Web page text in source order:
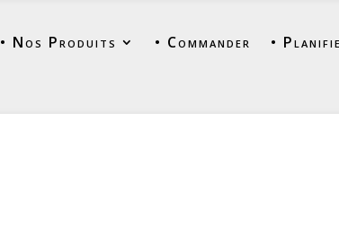
• Nos Produits • Commander •